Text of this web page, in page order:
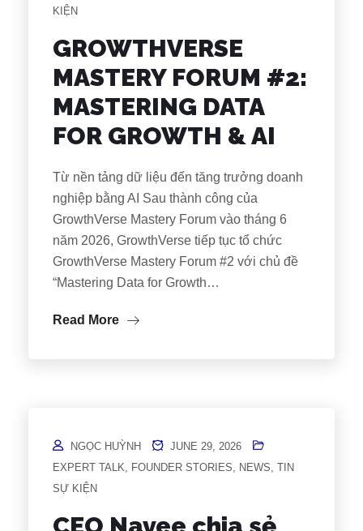
KIỆN
GROWTHVERSE
MASTERY FORUM #2:
MASTERING DATA
FOR GROWTH & AI
Từ nền tảng dữ liệu đến tăng trưởng doanh
nghiệp bằng AI Sau thành công của
GrowthVerse Mastery Forum vào tháng 6
năm 2026, GrowthVerse tiếp tục tổ chức
GrowthVerse Mastery Forum #2 với chủ đề
“Mastering Data for Growth…
Read More
NGỌC HUỲNH
JUNE 29, 2026
EXPERT TALK, FOUNDER STORIES, NEWS, TIN
SỰ KIỆN